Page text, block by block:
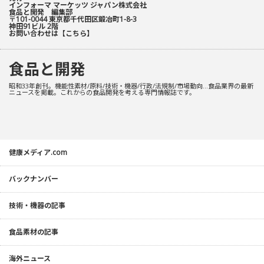
インフォーマ マーケッツ ジャパン株式会社
食品と開発 編集部
〒101-0044 東京都千代田区鍛冶町1-8-3
神田91ビル 2階
お問い合わせは 【こちら】
食品と開発
昭和33年創刊。機能性素材/原料/技術・機器/行政/法規制/市場動向…食品業界の最新
ニュースを掲載。これからの食品開発を考える専門情報誌です。
健康メディア.com
バックナンバー
技術・機器の記事
食品素材の記事
海外ニュース